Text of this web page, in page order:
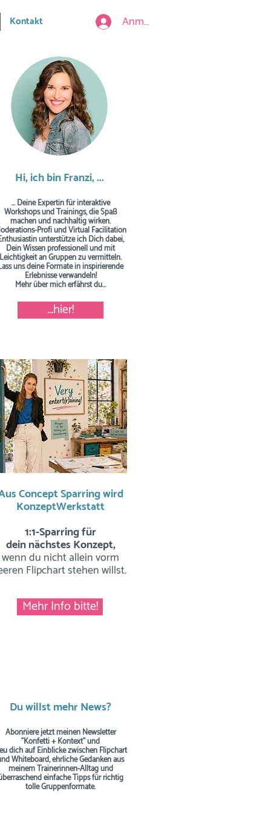
Kontakt Anmelden
Hi, ich bin Franzi, ...
... Deine Expertin für interaktive
Workshops und Trainings, die Spaß
machen und nachhaltig wirken.
Profi und Virtual Facilitation
unterstütze ich Dich dabei,
Dein Wissen professionell und mit
Leichtigkeit an Gruppen zu vermitteln.
uns deine Formate in inspirierende
Erlebnisse verwandeln!
Mehr über mich erfährst du...
...hier!
Concept Sparring wird
KonzeptWerkstatt
1:1-Sparring für
dein nächstes Konzept,
wenn du nicht allein vorm
Flipchart stehen willst.
Mehr Info bitte!
Du willst mehr News?
Abonniere jetzt meinen Newsletter
"Konfetti + Kontext" und
dich auf Einblicke zwischen Flipchart
Whiteboard, ehrliche Gedanken aus
meinem Trainerinnen-Alltag und
einfache Tippsfür richtig
tolle Gruppenformate.